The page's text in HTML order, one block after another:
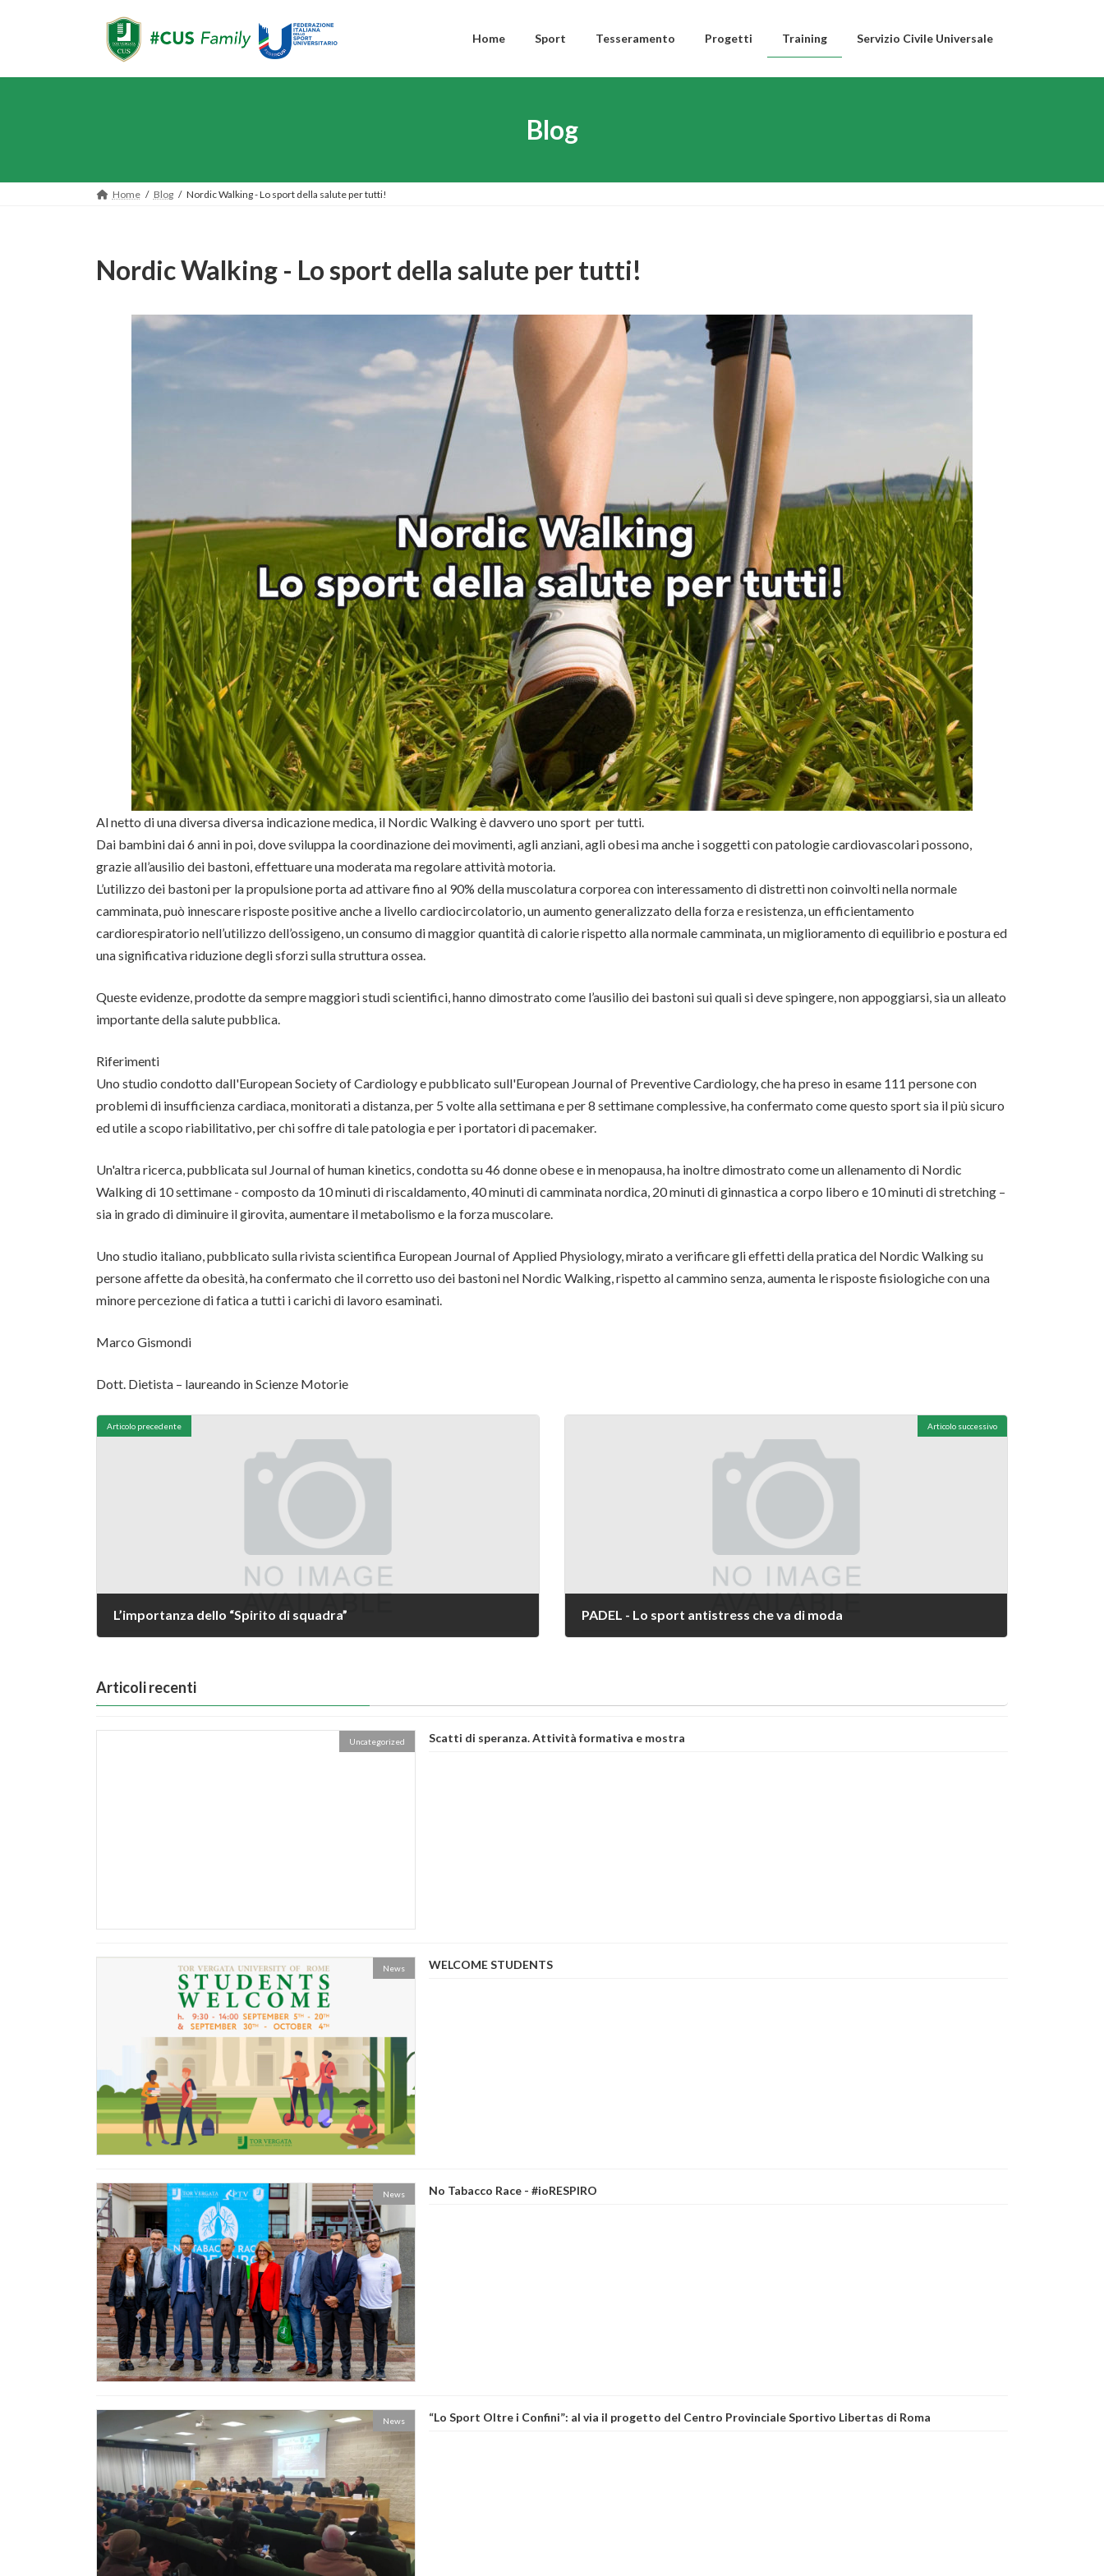
Home Sport Tesseramento Progetti Training Servizio Civile Universale
Blog
Home Blog Nordic Walking - Lo sport della salute per tutti!
Nordic Walking - Lo sport della salute per tutti!
Al netto di una diversa diversa indicazione medica, il Nordic Walking è davvero uno sport per tutti.
Dai bambini dai 6 anni in poi, dove sviluppa la coordinazione dei movimenti, agli anziani, agli obesi ma anche i soggetti con patologie cardiovascolari possono,
grazie all’ausilio dei bastoni, effettuare una moderata ma regolare attività motoria.
L’utilizzo dei bastoni per la propulsione porta ad attivare fino al 90% della muscolatura corporea con interessamento di distretti non coinvolti nella normale
camminata, può innescare risposte positive anche a livello cardiocircolatorio, un aumento generalizzato della forza e resistenza, un efficientamento
cardiorespiratorio nell’utilizzo dell’ossigeno, un consumo di maggior quantità di calorie rispetto alla normale camminata, un miglioramento di equilibrio e postura ed
una significativa riduzione degli sforzi sulla struttura ossea.
Queste evidenze, prodotte da sempre maggiori studi scientifici, hanno dimostrato come l’ausilio dei bastoni sui quali si deve spingere, non appoggiarsi, sia un alleato
importante della salute pubblica.
Riferimenti
Uno studio condotto dall'European Society of Cardiology e pubblicato sull'European Journal of Preventive Cardiology, che ha preso in esame 111 persone con
problemi di insufficienza cardiaca, monitorati a distanza, per 5 volte alla settimana e per 8 settimane complessive, ha confermato come questo sport sia il più sicuro
ed utile a scopo riabilitativo, per chi soffre di tale patologia e per i portatori di pacemaker.
Un'altra ricerca, pubblicata sul Journal of human kinetics, condotta su 46 donne obese e in menopausa, ha inoltre dimostrato come un allenamento di Nordic
Walking di 10 settimane - composto da 10 minuti di riscaldamento, 40 minuti di camminata nordica, 20 minuti di ginnastica a corpo libero e 10 minuti di stretching –
sia in grado di diminuire il girovita, aumentare il metabolismo e la forza muscolare.
Uno studio italiano, pubblicato sulla rivista scientifica European Journal of Applied Physiology, mirato a verificare gli effetti della pratica del Nordic Walking su
persone affette da obesità, ha confermato che il corretto uso dei bastoni nel Nordic Walking, rispetto al cammino senza, aumenta le risposte fisiologiche con una
minore percezione di fatica a tutti i carichi di lavoro esaminati.
Marco Gismondi
Dott. Dietista – laureando in Scienze Motorie
Articolo precedente
L’importanza dello “Spirito di squadra”
Articolo successivo
PADEL - Lo sport antistress che va di moda
Articoli recenti
Uncategorized Scatti di speranza. Attività formativa e mostra
News WELCOME STUDENTS
News No Tabacco Race - #ioRESPIRO
News “Lo Sport Oltre i Confini”: al via il progetto del Centro Provinciale Sportivo Libertas di Roma